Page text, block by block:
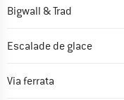
Bigwall & Trad
Escalade de glace
Via ferrata